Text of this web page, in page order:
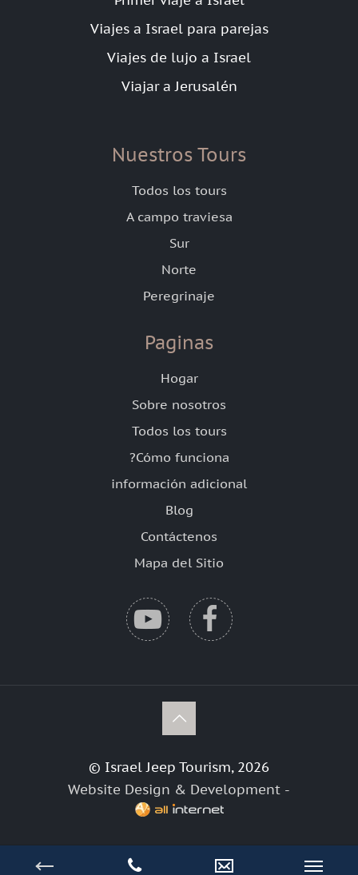
Viajes a Israel para parejas
Viajes de lujo a Israel
Viajar a Jerusalén
Nuestros Tours
Todos los tours
A campo traviesa
Sur
Norte
Peregrinaje
Paginas
Hogar
Sobre nosotros
Todos los tours
?Cómo funciona
información adicional
Blog
Contáctenos
Mapa del Sitio
© Israel Jeep Tourism, 2026
Website Design & Development -